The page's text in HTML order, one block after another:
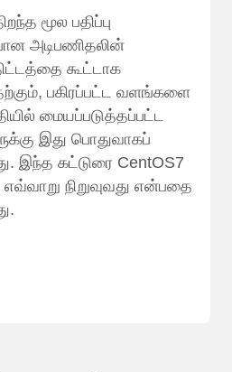
மூல பதிப்பு
அடிபணிதலின்
கூட்டாக
பகிரப்பட்ட வளங்களை
மையப்படுத்தப்பட்ட
இது பொதுவாகப்
இந்த கட்டுரை CentOS7
நிறுவுவது என்பதை